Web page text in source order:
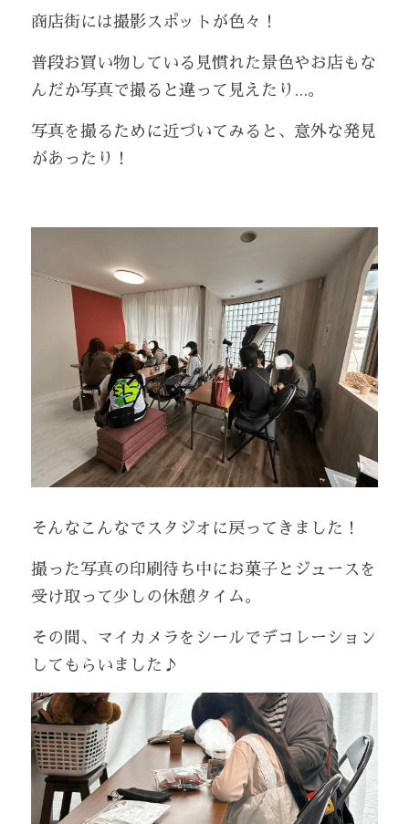
商店街には撮影スポットが色々！
普段お買い物している見慣れた景色やお店もな
んだか写真で撮ると違って見えたり...。
写真を撮るために近づいてみると、意外な発見
があったり！
そんなこんなでスタジオに戻ってきました！
撮った写真の印刷待ち中にお菓子とジュースを
受け取って少しの休憩タイム。
その間、マイカメラをシールでデコレーション
してもらいました♪